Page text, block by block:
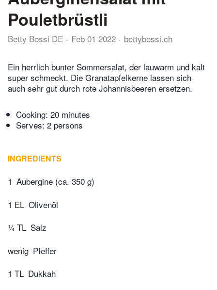
Pouletbrüstli
Betty Bossi DE Feb 01 2022 bettybossi.ch
Ein herrlich bunter Sommersalat, der lauwarm und kalt
super schmeckt. Die Granatapfelkerne lassen sich
auch sehr gut durch rote Johannisbeeren ersetzen.
Cooking: 20 minutes
Serves: 2 persons
INGREDIENTS
1 Aubergine (ca. 350 g)
1 EL Olivenöl
¼ TL Salz
wenig Pfeffer
1 TL Dukkah